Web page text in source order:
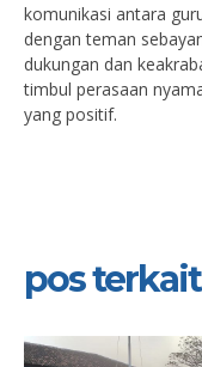
komunikasi antara
dengan teman
dukungan dan
timbul perasaan
yang positif.
pos